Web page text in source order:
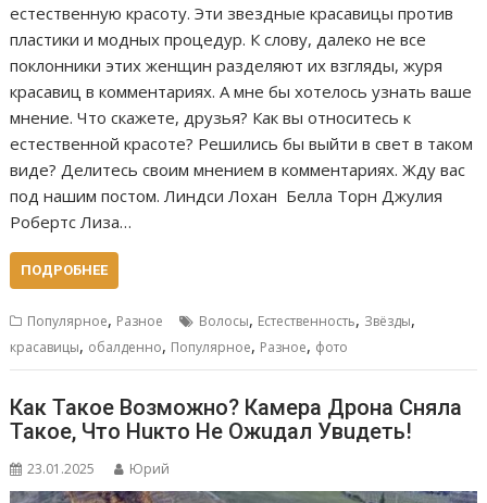
естественную красоту. Эти звездные красавицы против
пластики и модных процедур. К слову, далеко не все
поклонники этих женщин разделяют их взгляды, журя
красавиц в комментариях. А мне бы хотелось узнать ваше
мнение. Что скажете, друзья? Как вы относитесь к
естественной красоте? Решились бы выйти в свет в таком
виде? Делитесь своим мнением в комментариях. Жду вас
под нашим постом. Линдси Лохан Белла Торн Джулия
Робертс Лиза…
ПОДРОБНЕЕ
Популярное, Разное Волосы, Естественность, Звёзды,
красавицы, обалденно, Популярное, Разное, фото
Как Такое Возможно? Камера Дрона Сняла
Такое, Что Нuкто Не Ожuдал Увuдеть!
23.01.2025 Юрий